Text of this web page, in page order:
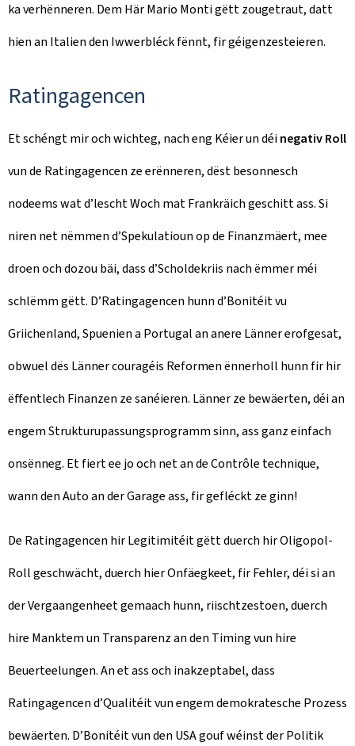
ka verhënneren. Dem Här Mario Monti gëtt zougetraut, datt
hien an Italien den Iwwerbléck fënnt, fir géigenzesteieren.
Ratingagencen
Et schéngt mir och wichteg, nach eng Kéier un déinegativ Roll
vun de Ratingagencen ze erënneren, dëst besonnesch
nodeems wat d’lescht Woch mat Frankräich geschitt ass. Si
niren net nëmmen d’Spekulatioun op de Finanzmäert, mee
droen och dozou bäi, dass d’Scholdekriis nach ëmmer méi
schlëmm gëtt. D’Ratingagencen hunn d’Bonitéit vu
Griichenland, Spuenien a Portugal an anere Länner erofgesat,
obwuel dës Länner couragéis Reformen ënnerholl hunn fir hir
ëffentlech Finanzen ze sanéieren. Länner ze bewäerten, déi an
engem Strukturupassungsprogramm sinn, ass ganz einfach
onsënneg. Et fiert ee jo och net an de Contrôle technique,
wann den Auto an der Garage ass, fir gefléckt ze ginn!
De Ratingagencen hir Legitimitéit gëtt duerch hir Oligopol-
Roll geschwächt, duerch hier Onfäegkeet, fir Fehler, déi si an
der Vergaangenheet gemaach hunn, riischtzestoen, duerch
hire Manktem un Transparenz an den Timing vun hire
Beuerteelungen. An et ass och inakzeptabel, dass
Ratingagencen d’Qualitéit vun engem demokratesche Prozess
bewäerten. D’Bonitéit vun den USA gouf wéinst der Politik